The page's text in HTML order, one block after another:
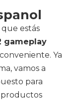
estás
gameplay
Ya
vamos a
para
productos